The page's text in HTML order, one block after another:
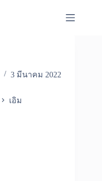
3 มีนาคม 2022
เอิม